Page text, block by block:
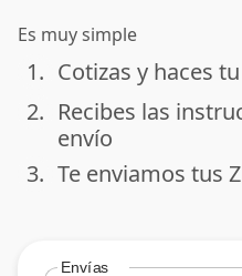
Es muy simple
done
1. Cotizas y haces
done
2. Recibes las
envío
done
3. Te enviamos tus
Envías